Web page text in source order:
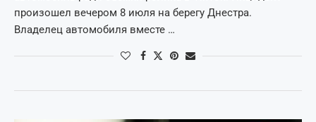
произошел вечером 8 июля на берегу Днестра.
Владелец автомобиля вместе …